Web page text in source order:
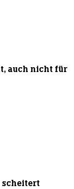
auch nicht für
scheitert